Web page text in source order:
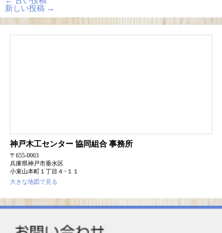
新しい投稿 →
神戸木工センター 協同組合 事務所
〒655-0003
兵庫県神戸市垂水区
小束山本町１丁目４−１１
大きな地図で見る